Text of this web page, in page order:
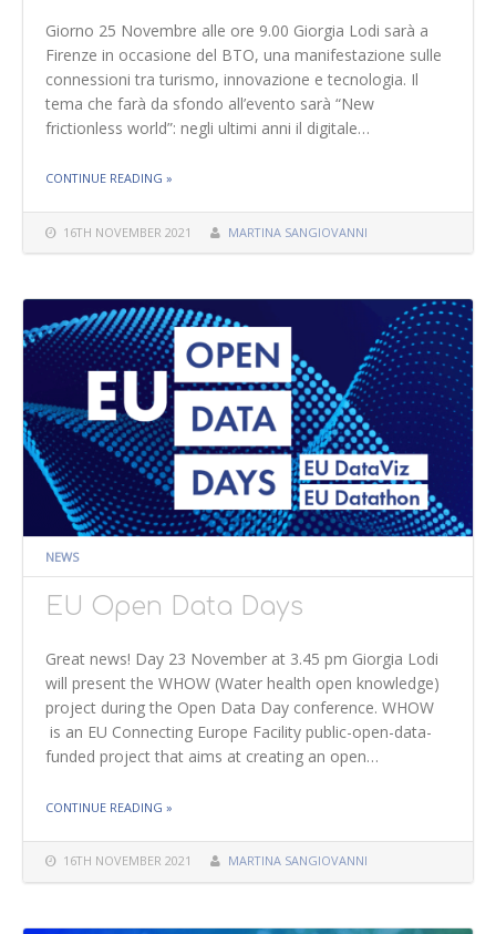
16TH NOVEMBER 2021 MARTINA SANGIOVANNI
Giorno 25 Novembre alle ore 9.00 Giorgia Lodi sarà a
Firenze in occasione del BTO, una manifestazione sulle
connessioni tra turismo, innovazione e tecnologia. Il
tema che farà da sfondo all’evento sarà “New
frictionless world”: negli ultimi anni il digitale…
CONTINUE READING THE "BTO – NEW FRICTIONLESS WORLD"
»
NEWS
EU Open Data Days
16TH NOVEMBER 2021 MARTINA SANGIOVANNI
Great news! Day 23 November at 3.45 pm Giorgia Lodi
will present the WHOW (Water health open knowledge)
project during the Open Data Day conference. WHOW
is an EU Connecting Europe Facility public-open-data-
funded project that aims at creating an open…
CONTINUE READING THE "EU OPEN DATA DAYS"
»